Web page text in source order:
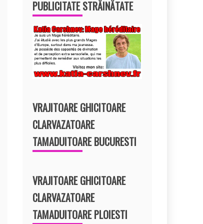
PUBLICITATE STRĂINĂTATE
VRAJITOARE GHICITOARE
CLARVAZATOARE
TAMADUITOARE BUCURESTI
VRAJITOARE GHICITOARE
CLARVAZATOARE
TAMADUITOARE PLOIESTI